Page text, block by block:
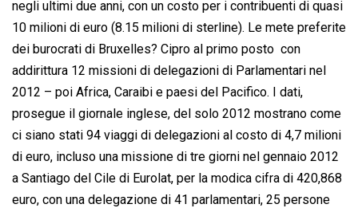
negli ultimi due anni, con un costo per i contribuenti di quasi
10 milioni di euro (8.15 milioni di sterline). Le mete preferite
dei burocrati di Bruxelles? Cipro al primo posto  con
addirittura 12 missioni di delegazioni di Parlamentari nel
2012 – poi Africa, Caraibi e paesi del Pacifico. I dati,
prosegue il giornale inglese, del solo 2012 mostrano come
ci siano stati 94 viaggi di delegazioni al costo di 4,7 milioni
di euro, incluso una missione di tre giorni nel gennaio 2012
a Santiago del Cile di Eurolat, per la modica cifra di 420,868
euro, con una delegazione di 41 parlamentari, 25 persone